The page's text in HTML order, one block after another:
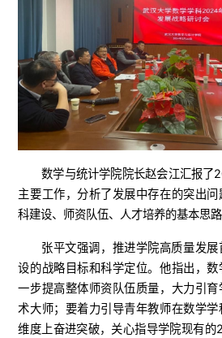
数学与统计学院院长赵会江汇报了
主要工作，分析了发展中存在的突出
科建设、师资队伍、人才培养的基本思路
张平文强调，推进学院高质量发
设的战略目标和科学定位。 他指出，数
一步提高整体师资队伍质量，大力引
术大师；要着力引导青年教师在数学
维度上奋进突破，关心指导学院现有的